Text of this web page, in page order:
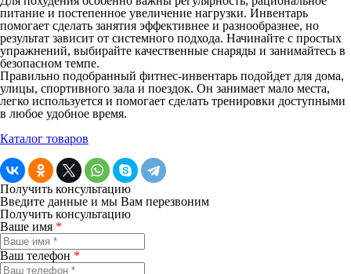
питание и постепенное увеличение нагрузки. Инвентарь
помогает сделать занятия эффективнее и разнообразнее, но
результат зависит от системного подхода. Начинайте с простых
упражнений, выбирайте качественные снаряды и занимайтесь в
безопасном темпе.
Правильно подобранный фитнес-инвентарь подойдет для дома,
улицы, спортивного зала и поездок. Он занимает мало места,
легко используется и помогает сделать тренировки доступными
в любое удобное время.
Каталог товаров
Получить консультацию
Введите данные и мы Вам перезвоним
Получить консультацию
Ваше имя *
Ваш телефон *